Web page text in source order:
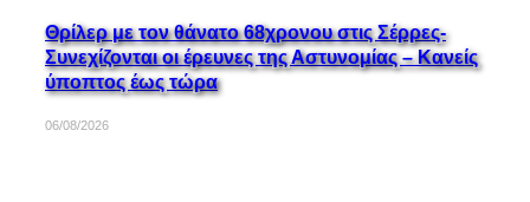
Θρίλερ με τον θάνατο 68χρονου στις Σέρρες-
Συνεχίζονται οι έρευνες της Αστυνομίας – Κανείς
ύποπτος έως τώρα
06/08/2026